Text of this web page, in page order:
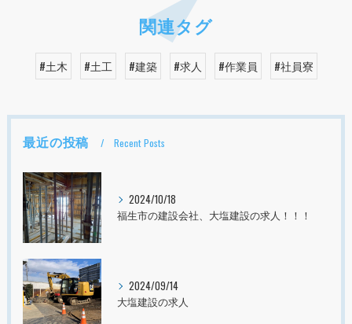
関連タグ
#土木 #土工 #建築 #求人 #作業員 #社員寮
最近の投稿 Recent Posts
2024/10/18
福生市の建設会社、大塩建設の求人！！！
2024/09/14
大塩建設の求人